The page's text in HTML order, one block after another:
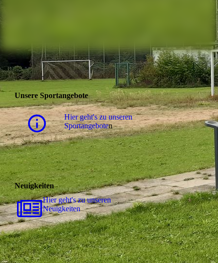
Unsere Sportangebote
Hier geht's zu unseren
Sportangeboten
Neuigkeiten
Hier geht's zu unseren
Neuigkeiten